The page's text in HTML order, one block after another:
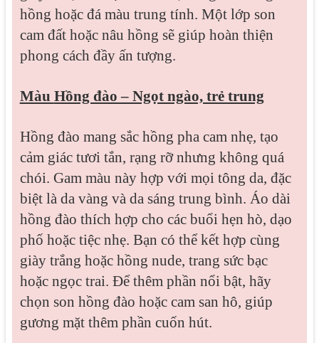
hồng hoặc đá màu trung tính. Một lớp son
cam đất hoặc nâu hồng sẽ giúp hoàn thiện
phong cách đầy ấn tượng.
Màu Hồng đào – Ngọt ngào, trẻ trung
Hồng đào mang sắc hồng pha cam nhẹ, tạo
cảm giác tươi tắn, rạng rỡ nhưng không quá
chói. Gam màu này hợp với mọi tông da, đặc
biệt là da vàng và da sáng trung bình. Áo dài
hồng đào thích hợp cho các buổi hẹn hò, dạo
phố hoặc tiệc nhẹ. Bạn có thể kết hợp cùng
giày trắng hoặc hồng nude, trang sức bạc
hoặc ngọc trai. Để thêm phần nổi bật, hãy
chọn son hồng đào hoặc cam san hô, giúp
gương mặt thêm phần cuốn hút.